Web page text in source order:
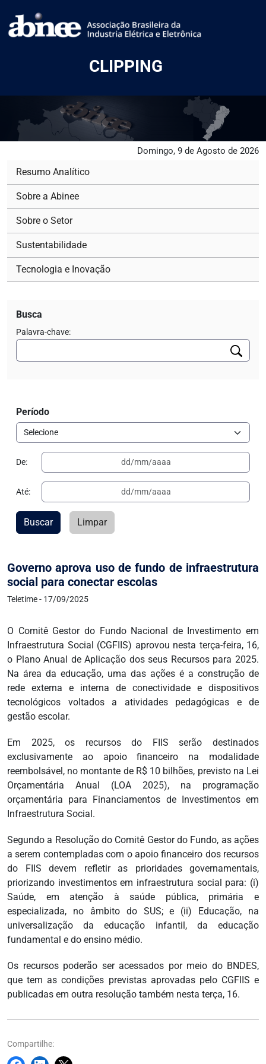
CLIPPING
Domingo, 9 de Agosto de 2026
Governo aprova uso de fundo de infraestrutura
social para conectar escolas
Teletime - 17/09/2025
O Comitê Gestor do Fundo Nacional de Investimento em
Infraestrutura Social (CGFIIS) aprovou nesta terça-feira, 16,
o Plano Anual de Aplicação dos seus Recursos para 2025.
Na área da educação, uma das ações é a construção de
rede externa e interna de conectividade e dispositivos
tecnológicos voltados a atividades pedagógicas e de
gestão escolar.
Em 2025, os recursos do FIIS serão destinados
exclusivamente ao apoio financeiro na modalidade
reembolsável, no montante de R$ 10 bilhões, previsto na Lei
Orçamentária Anual (LOA 2025), na programação
orçamentária para Financiamentos de Investimentos em
Infraestrutura Social.
Segundo a Resolução do Comitê Gestor do Fundo, as ações
a serem contempladas com o apoio financeiro dos recursos
do FIIS devem refletir as prioridades governamentais,
priorizando investimentos em infraestrutura social para: (i)
Saúde, em atenção à saúde pública, primária e
especializada, no âmbito do SUS; e (ii) Educação, na
universalização da educação infantil, da educação
fundamental e do ensino médio.
Os recursos poderão ser acessados por meio do BNDES,
que tem as condições previstas aprovadas pelo CGFIIS e
publicadas em outra resolução também nesta terça, 16.
Compartilhe:
Resumo Analítico
Sobre a Abinee
Sobre o Setor
Sustentabilidade
Tecnologia e Inovação
Busca
Palavra-chave:
Período
De:
Até:
Buscar Limpar